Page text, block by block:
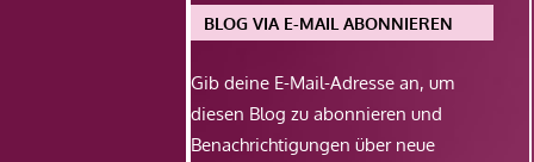
BLOG VIA E-MAIL ABONNIEREN
Gib deine E-Mail-Adresse an, um
diesen Blog zu abonnieren und
Benachrichtigungen über neue